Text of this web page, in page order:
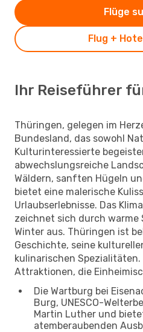
Flug +
Flüge
Ihr Reiseführer
Thüringen, gelegen im
Bundesland, das sowohl
Kulturinteressierte
abwechslungsreiche
Wäldern, sanften Hügeln
bietet eine malerische
Urlaubserlebnisse. Das
zeichnet sich durch warme
Winter aus. Thüringen ist
Geschichte, seine
kulinarischen Spezialitäten.
Attraktionen, die
Die Wartburg bei
Burg, UNESCO-
Martin Luther und
atemberaubenden